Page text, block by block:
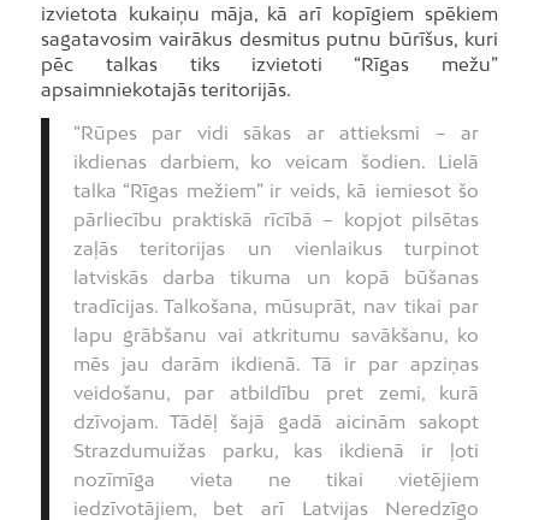
izvietota kukaiņu māja, kā arī kopīgiem spēkiem
sagatavosim vairākus desmitus putnu būrīšus, kuri
pēc talkas tiks izvietoti “Rīgas mežu”
apsaimniekotajās teritorijās.
“Rūpes par vidi sākas ar attieksmi – ar
ikdienas darbiem, ko veicam šodien. Lielā
talka “Rīgas mežiem” ir veids, kā iemiesot šo
pārliecību praktiskā rīcībā – kopjot pilsētas
zaļās teritorijas un vienlaikus turpinot
latviskās darba tikuma un kopā būšanas
tradīcijas. Talkošana, mūsuprāt, nav tikai par
lapu grābšanu vai atkritumu savākšanu, ko
mēs jau darām ikdienā. Tā ir par apziņas
veidošanu, par atbildību pret zemi, kurā
dzīvojam. Tādēļ šajā gadā aicinām sakopt
Strazdumuižas parku, kas ikdienā ir ļoti
nozīmīga vieta ne tikai vietējiem
iedzīvotājiem, bet arī Latvijas Neredzīgo